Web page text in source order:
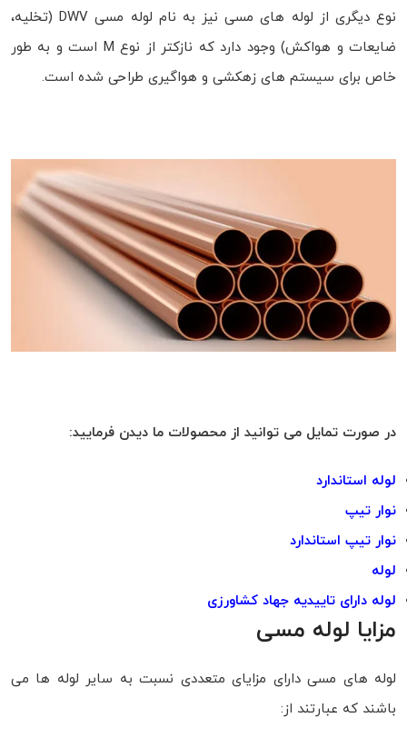
نوع دیگری از لوله های مسی نیز به نام لوله مسی DWV (تخلیه،
ضایعات و هواکش) وجود دارد که نازکتر از نوع M است و به طور
خاص برای سیستم های زهکشی و هواگیری طراحی شده است.
در صورت تمایل می توانید از محصولات ما دیدن فرمایید:
لوله استاندارد
نوار تیپ
نوار تیپ استاندارد
لوله
لوله دارای تاییدیه جهاد کشاورزی
مزایا لوله مسی
لوله های مسی دارای مزایای متعددی نسبت به سایر لوله ها می
باشند كه عبارتند از: